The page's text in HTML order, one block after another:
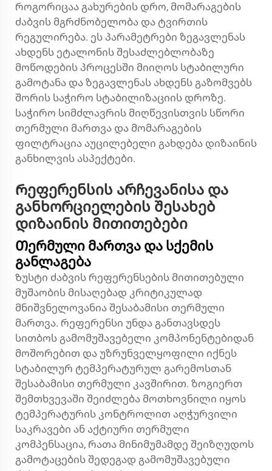
როგორიცაა გახურების დრო, მომარაგების
ძაბვის მგრძნობელობა და ტვირთის
რეგულირება. ეს პარამეტრები ზეგავლენას
ახდენს ეტალონის შესაძლებლობაზე
მოწოდების პროცესში მიიღოს სტაბილური
გამოტანა და ზეგავლენას ახდენს გაზომვებს
შორის საჭირო სტაბილიზაციის დროზე.
საჭირო სიმძლავრის მიღწევისთვის სწორი
თერმული მართვა და მომარაგების
ფილტრაცია აუცილებელი გახდება დიზაინის
განხილვის ასპექტები.
Რეფერენსის არჩევანისა და
განხორციელების შესახებ
დიზაინის მითითებები
Თერმული მართვა და სქემის
განლაგება
Ზუსტი ძაბვის რეფერენსების მითითებული
მუშაობის მისაღებად კრიტიკულად
მნიშვნელოვანია შესაბამისი თერმული
მართვა. რეფერენსი უნდა განთავსდეს
სითბოს გამომუშავებელი კომპონენტებიდან
მოშორებით და უზრუნველყოფილი იქნეს
სტაბილურ ტემპერატურულ გარემოსთან
შესაბამისი თერმული კავშირით. ზოგიერთ
შემთხვევაში შეიძლება მოთხოვნილი იყოს
ტემპერატურის კონტროლით აღჭურვილი
საკრავები ან აქტიური თერმული
კომპენსაცია, რათა მინიმუმამდე შეიზღუდოს
გამოტაცების შედეგად გამომუშავებული